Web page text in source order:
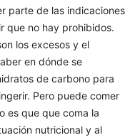
parte de las indicaciones
que no hay prohibidos.
los excesos y el
en dónde se
de carbono para
Pero puede comer
es que que coma la
nutricional y al